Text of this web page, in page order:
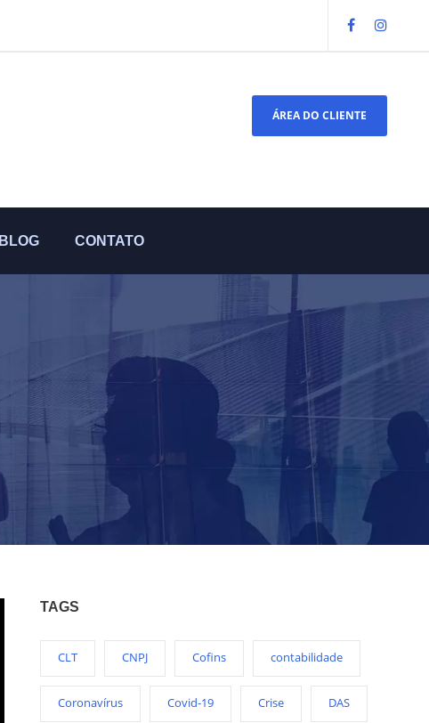
ÁREA DO CLIENTE
BLOG CONTATO
TAGS
CLT CNPJ Cofins contabilidade
Coronavírus Covid-19 Crise DAS